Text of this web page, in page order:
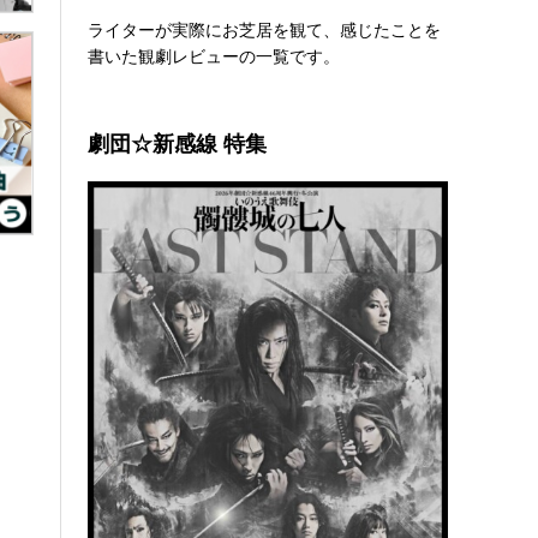
ライターが実際にお芝居を観て、感じたことを
書いた観劇レビューの一覧です。
劇団☆新感線 特集